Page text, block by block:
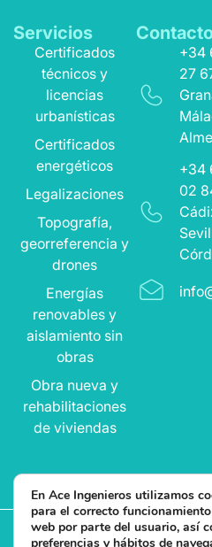
Servicios
Certificados
técnicos y
licencias
urbanísticas
Certificados
energéticos
Legalizaciones
Topografía,
georreferencia y
drones
Energías
renovables y
aislamiento sin
obras
Obra nueva y
rehabilitaciones
de viviendas
+34
27
+34
02
En Ace Ingenieros utilizamos
para el correcto
web por parte del usuario, así
preferencias y hábitos de